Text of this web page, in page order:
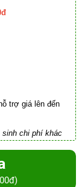
trợ giá lên đến
sinh chi phí khác